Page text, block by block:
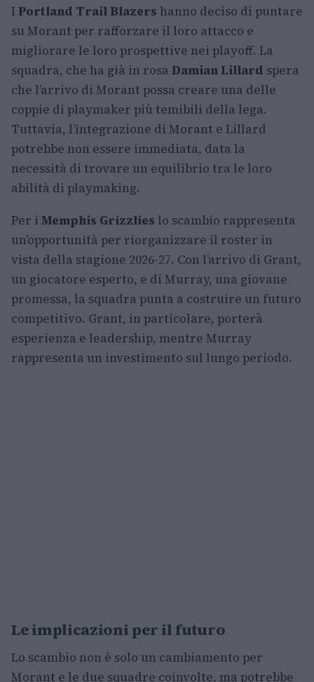
I Portland Trail Blazers hanno deciso di puntare
su Morant per rafforzare il loro attacco e
migliorare le loro prospettive nei playoff. La
squadra, che ha già in rosa Damian Lillard spera
che l’arrivo di Morant possa creare una delle
coppie di playmaker più temibili della lega.
Tuttavia, l’integrazione di Morant e Lillard
potrebbe non essere immediata, data la
necessità di trovare un equilibrio tra le loro
abilità di playmaking.
Per i Memphis Grizzlies lo scambio rappresenta
un’opportunità per riorganizzare il roster in
vista della stagione 2026-27. Con l’arrivo di Grant,
un giocatore esperto, e di Murray, una giovane
promessa, la squadra punta a costruire un futuro
competitivo. Grant, in particolare, porterà
esperienza e leadership, mentre Murray
rappresenta un investimento sul lungo periodo.
Le implicazioni per il futuro
Lo scambio non è solo un cambiamento per
Morant e le due squadre coinvolte, ma potrebbe